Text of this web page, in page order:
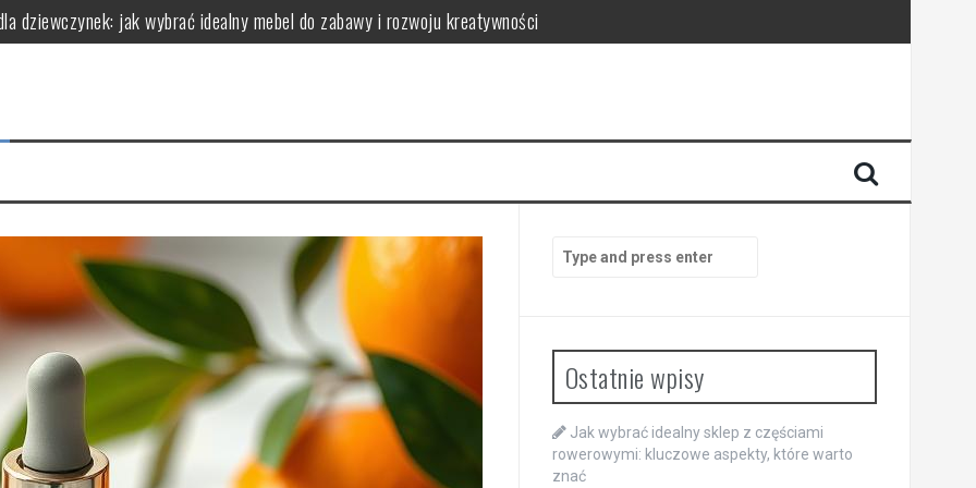
dziewczynek: jak wybrać idealny mebel do zabawy i rozwoju kreatywności
(dla wrażliwej i trądzikowej) – jak wdrożyć
bez ryzyka „zapychania”
faktycznie robi robotę (zależnie od celu)
kluczowe aspekty, które warto znać
Search
for:
Ostatnie wpisy
Jak wybrać idealny sklep z częściami
rowerowymi: kluczowe aspekty, które warto
znać